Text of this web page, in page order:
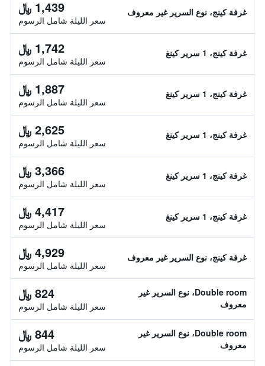
غرفة كينج، نوع السرير غير معروف 1,439 ﷼
سعر الليلة شامل الرسوم
غرفة كينج، 1 سرير كينغ 1,742 ﷼
سعر الليلة شامل الرسوم
غرفة كينج، 1 سرير كينغ 1,887 ﷼
سعر الليلة شامل الرسوم
غرفة كينج، 1 سرير كينغ 2,625 ﷼
سعر الليلة شامل الرسوم
غرفة كينج، 1 سرير كينغ 3,366 ﷼
سعر الليلة شامل الرسوم
غرفة كينج، 1 سرير كينغ 4,417 ﷼
سعر الليلة شامل الرسوم
غرفة كينج، نوع السرير غير معروف 4,929 ﷼
سعر الليلة شامل الرسوم
Double room، نوع السرير غير
معروف
824 ﷼
سعر الليلة شامل الرسوم
Double room، نوع السرير غير
معروف
844 ﷼
سعر الليلة شامل الرسوم